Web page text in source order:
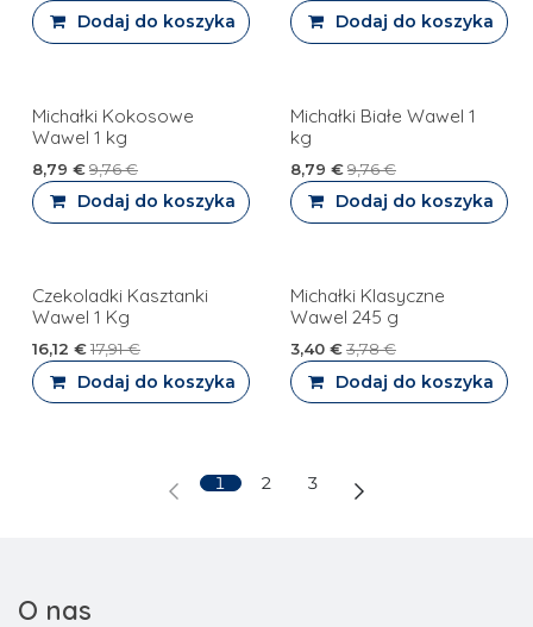
Dodaj do koszyka Dodaj do koszyka
Michałki Kokosowe
Wawel 1 kg
8,79 €9,76€
Dodaj do koszyka
Michałki Białe Wawel 1
kg
8,79 €9,76€
Dodaj do koszyka
Czekoladki Kasztanki
Wawel 1 Kg
16,12 €17,91€
Dodaj do koszyka
PROMOCJA
Michałki Klasyczne
Wawel 245 g
3,40€3,78€
Dodaj do koszyka
1 2 3
O nas